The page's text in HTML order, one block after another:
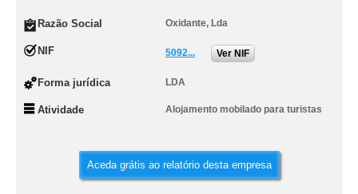
Razão Social Oxidante, Lda
NIF 5092... Ver NIF
Forma jurídica LDA
Atividade Alojamento mobilado para turistas
Aceda grátis ao relatório desta empresa